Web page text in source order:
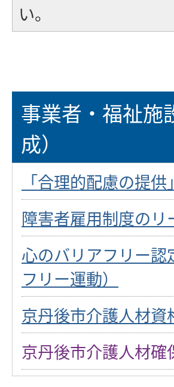
い。
事業者・福祉施
成）
「合理的配慮の提
障害者雇用制度の
心のバリアフリー
フリー運動）
京丹後市介護人材
京丹後市介護人材